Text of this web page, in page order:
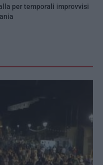
per temporali improvvisi